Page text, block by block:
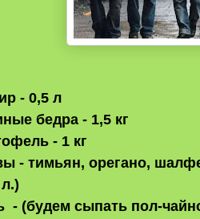
- 0,5 л
бедра - 1,5 кг
- 1 кг
- тимьян, орегано,
- (будем сыпать пол-